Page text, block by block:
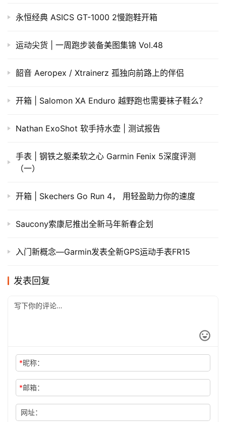
永恒经典 ASICS GT-1000 2慢跑鞋开箱
运动尖货 | 一周跑步装备美图集锦 Vol.48
韶音 Aeropex / Xtrainerz 孤独向前路上的伴侣
开箱 | Salomon XA Enduro 越野跑也需要袜子鞋么？
Nathan ExoShot 软手持水壶 | 测试报告
手表 | 钢铁之躯柔软之心 Garmin Fenix 5深度评测
（一）
开箱 | Skechers Go Run 4， 用轻盈助力你的速度
Saucony索康尼推出全新马年新春企划
入门新概念—Garmin发表全新GPS运动手表FR15
发表回复
*昵称：
*邮箱：
网址：